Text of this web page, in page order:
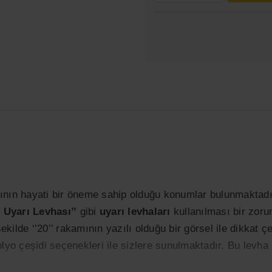
hayati bir öneme sahip olduğu konumlar
Levhası’’ gibi uyarı levhaları kullanılması bir
‘’20’’ rakamının yazılı olduğu bir görsel ile dikkat
çeşidi seçenekleri ile sizlere sunulmaktadır. Bu